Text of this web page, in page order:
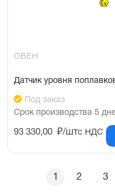
ОВЕН
Датчик уровня
Под заказ
Срок производства 5
93 330,00 ₽/штс НДС
2 3